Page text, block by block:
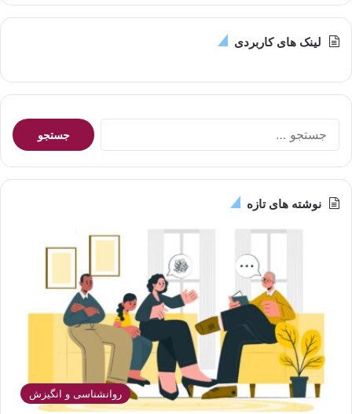
لینک های کاربردی
جستجو
برای:
نوشته های تازه
روانشناسی و انگیزش